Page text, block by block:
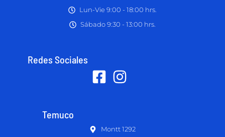
Lun-Vie 9:00 - 18:00 hrs.
Sábado 9:30 - 13:00 hrs.
Redes Sociales
Temuco
Montt 1292